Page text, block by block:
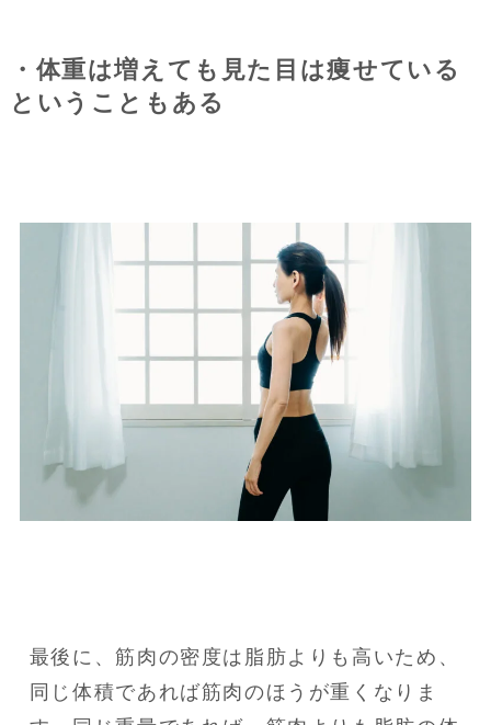
・体重は増えても見た目は痩せている
ということもある
最後に、筋肉の密度は脂肪よりも高いため、
同じ体積であれば筋肉のほうが重くなりま